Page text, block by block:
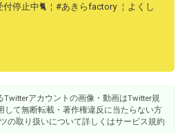
停止中🐈￤#あきらfactory ￤よくし
アカウントの画像・動画はTwitter規
して無断転載・著作権違反に当たらない方
の取り扱いについて詳しくはサービス規約